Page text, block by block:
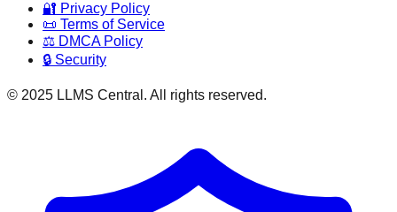
🔐 Privacy Policy
📜 Terms of Service
⚖️ DMCA Policy
🔒 Security
© 2025 LLMS Central. All rights reserved.